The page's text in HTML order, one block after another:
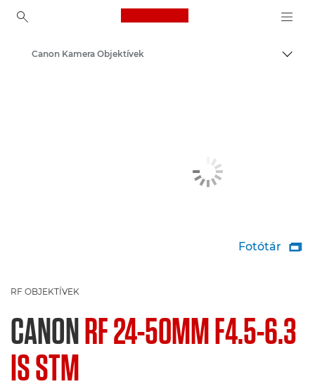
Canon Logo, back to
Canon Kamera Objektívek
Fotótár 
RF OBJEKTÍVEK
CANONRF 24-50MM F4.5-6.3
IS STM